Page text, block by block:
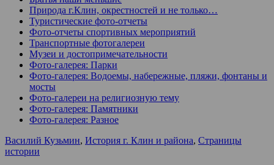
Природа г.Клин, окрестностей и не только…
Туристические фото-отчеты
Фото-отчеты спортивных мероприятий
Транспортные фотогалереи
Музеи и достопримечательности
Фото-галерея: Парки
Фото-галерея: Водоемы, набережные, пляжи, фонтаны и
мосты
Фото-галереи на религиозную тему
Фото-галерея: Памятники
Фото-галерея: Разное
Василий Кузьмин, История г. Клин и района, Страницы
истории